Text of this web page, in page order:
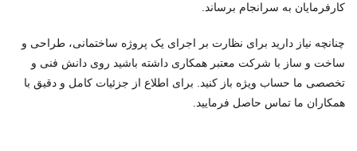
کارفرمایان به سرانجام برساند.
چنانچه نیاز دارید برای نظارت بر اجرای یک پروژه ساختمانی، طراحی و
ساخت و ساز با شرکت معتبر همکاری داشته باشید روی دانش فنی و
تخصصی ما حساب ویژه باز کنید. برای اطلاع از جزئیات کامل و دقیق با
همکاران ما تماس حاصل فرمایید.